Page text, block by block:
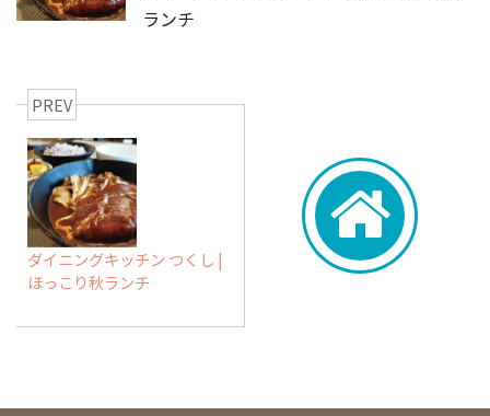
ランチ
PREV
ダイニングキッチン つくし |
ほっこり秋ランチ